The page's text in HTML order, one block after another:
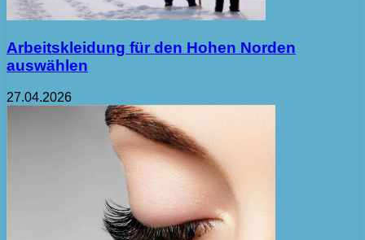
Arbeitskleidung für den Hohen Norden
auswählen
27.04.2026